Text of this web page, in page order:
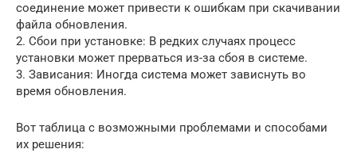
соединение может привести к ошибкам при скачивании
файла обновления.
2. Сбои при установке: В редких случаях процесс
установки может прерваться из-за сбоя в системе.
3. Зависания: Иногда система может зависнуть во
время обновления.
Вот таблица с возможными проблемами и способами
их решения: